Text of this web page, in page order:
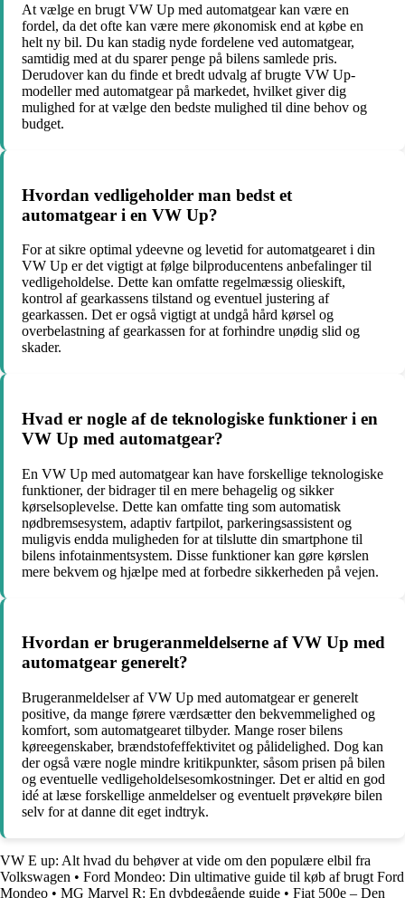
At vælge en brugt VW Up med automatgear kan være en
fordel, da det ofte kan være mere økonomisk end at købe en
helt ny bil. Du kan stadig nyde fordelene ved automatgear,
samtidig med at du sparer penge på bilens samlede pris.
Derudover kan du finde et bredt udvalg af brugte VW Up-
modeller med automatgear på markedet, hvilket giver dig
mulighed for at vælge den bedste mulighed til dine behov og
budget.
Hvordan vedligeholder man bedst et
automatgear i en VW Up?
For at sikre optimal ydeevne og levetid for automatgearet i din
VW Up er det vigtigt at følge bilproducentens anbefalinger til
vedligeholdelse. Dette kan omfatte regelmæssig olieskift,
kontrol af gearkassens tilstand og eventuel justering af
gearkassen. Det er også vigtigt at undgå hård kørsel og
overbelastning af gearkassen for at forhindre unødig slid og
skader.
Hvad er nogle af de teknologiske funktioner i en
VW Up med automatgear?
En VW Up med automatgear kan have forskellige teknologiske
funktioner, der bidrager til en mere behagelig og sikker
kørselsoplevelse. Dette kan omfatte ting som automatisk
nødbremsesystem, adaptiv fartpilot, parkeringsassistent og
muligvis endda muligheden for at tilslutte din smartphone til
bilens infotainmentsystem. Disse funktioner kan gøre kørslen
mere bekvem og hjælpe med at forbedre sikkerheden på vejen.
Hvordan er brugeranmeldelserne af VW Up med
automatgear generelt?
Brugeranmeldelser af VW Up med automatgear er generelt
positive, da mange førere værdsætter den bekvemmelighed og
komfort, som automatgearet tilbyder. Mange roser bilens
køreegenskaber, brændstofeffektivitet og pålidelighed. Dog kan
der også være nogle mindre kritikpunkter, såsom prisen på bilen
og eventuelle vedligeholdelsesomkostninger. Det er altid en god
idé at læse forskellige anmeldelser og eventuelt prøvekøre bilen
selv for at danne dit eget indtryk.
VW E up: Alt hvad du behøver at vide om den populære elbil fra
Volkswagen • Ford Mondeo: Din ultimative guide til køb af brugt Ford
Mondeo • MG Marvel R: En dybdegående guide • Fiat 500e – Den